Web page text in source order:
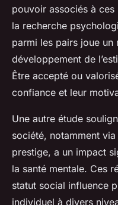
pouvoir associés à
la recherche
parmi les pairs joue un
développement de
Être accepté ou
confiance et leur
Une autre étude
société, notamment
prestige, a un impact
la santé mentale. Ces
statut social influence
individuel à divers